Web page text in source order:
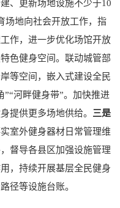
、更新场地设施不少于10
场地向社会开放工作，指
作，进一步优化场馆开放
色健身空间。联动城管部
等空间，嵌入式建设全民
河畔健身带”。加快推进
提供更多场地供给。 三是
室外健身器材日常管理维
督导各县区加强设施管理
，持续开展基层全民健身
径等设施台账。